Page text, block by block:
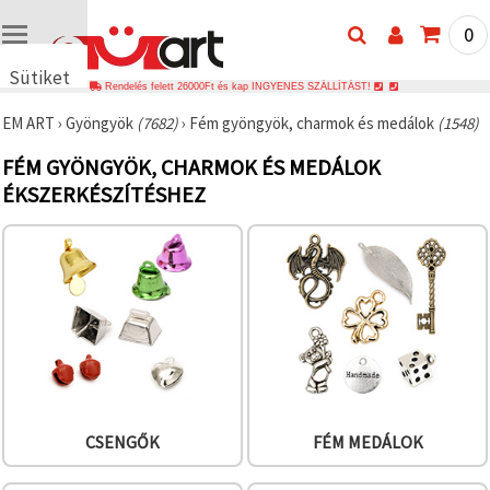
Sütiket
🍪 Cookie-
hasonló
technológiákat
használunk
érdekében,
biztosítsuk
a weboldal
működését,
felhasználói
élményét,
a
forgalmat,
0
Rendelés felett 26000Ft és kap INGYENES SZÁLLÍTÁST!
EM ART › Gyöngyök (7682)› Fém gyöngyök, charmok és medálok (1548)
FÉM GYÖNGYÖK, CHARMOK ÉS MEDÁLOK
ÉKSZERKÉSZÍTÉSHEZ
CSENGŐK FÉM MEDÁLOK